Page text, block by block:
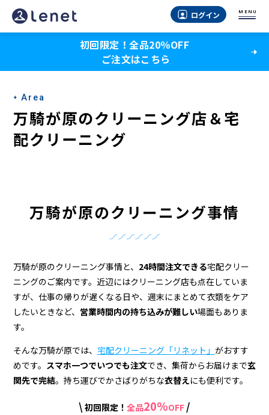
万
騎
原
の
ク
リ
＆
宅
配
ク
リ
ー
ログイン MENU
初回限定！全品20％OFF
ご注文はこちら
Area
万騎が原のクリーニング店＆宅
配クリーニング
万騎が原のクリーニング事情
万騎が原のクリーニング事情と、 24時間注文できる宅配クリー
ニングのご案内です。近辺にはクリーニング店も点在していま
すが、仕事の帰りが遅くなる日や、週末にまとめて衣類をケア
したいときなど、 営業時間内の持ち込みが難しい場面もありま
す。
そんな万騎が原では、 宅配クリーニング「リネット」 がおすす
めです。 スマホ一つでいつでも注文でき、集荷からお届けまで玄
関先で完結。持ち運びでかさばりがちな衣替えにも便利です。
\ 初回限定！ 全品20%OFF /